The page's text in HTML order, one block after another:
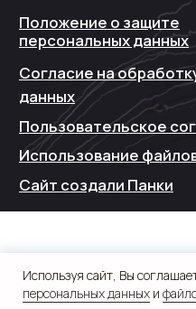
Используя сайт, Вы
персональных данных и